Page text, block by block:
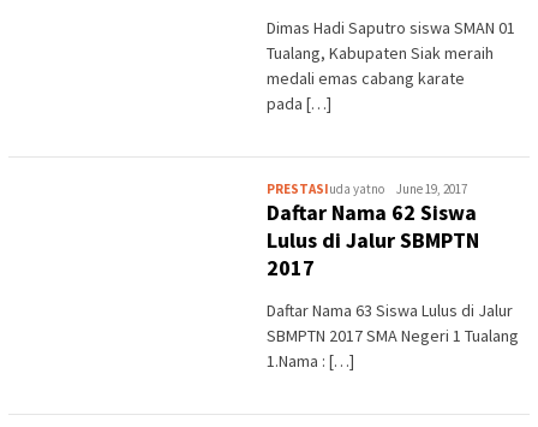
Dimas Hadi Saputro siswa SMAN 01
Tualang, Kabupaten Siak meraih
medali emas cabang karate
pada […]
PRESTASIuda yatno June 19, 2017
Daftar Nama 62 Siswa
Lulus di Jalur SBMPTN
2017
Daftar Nama 63 Siswa Lulus di Jalur
SBMPTN 2017 SMA Negeri 1 Tualang
1.Nama : […]